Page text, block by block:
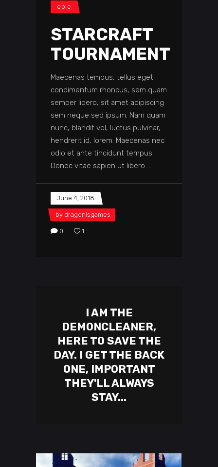
epic
STARCRAFT
TOURNAMENT
Maecenas tempus, tellus eget
condimentum rhoncus, sem quam
semper libero, sit amet adipiscing
sem neque sed ipsum. Nam quam
nunc, blandit vel, luctus pulvinar,
hendrerit id, lorem. Maecenas nec
odio et ante tincidunt tempus.
Donec vitae sapien ut libero
June 4, 2018
by dragonisgames
0 1
I AM THE
DEMONCLEANER,
HERE TO SAVE THE
DAY. I GET THE BACK
ONE, IMPORTANT
THEY'LL ALWAYS
STAY...